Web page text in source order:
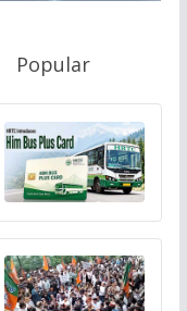
Popular